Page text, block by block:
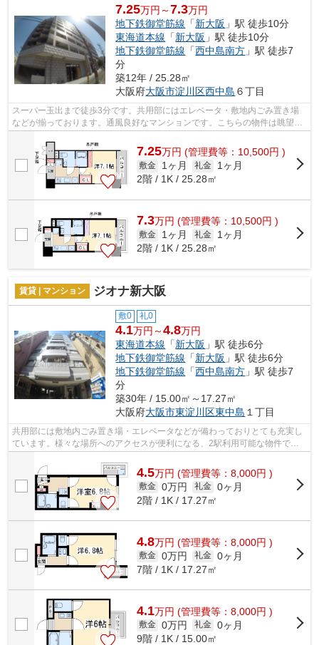
7.25万円～7.3万円
地下鉄御堂筋線 「新大阪 」駅 徒歩10分
東海道本線 「新大阪 」駅 徒歩10分
地下鉄御堂筋線 「西中島南方 」駅 徒歩7
分
築12年 / 25.28㎡
大阪府大阪市淀川区西中島 ６丁目
スーパー玉出まで徒歩3分です。共用部にはエレベータ・敷地内ごみ置き場
などが揃っております。通風良好なマンションです。こちらの物件は眺望良
好です。こちらの物件はマンションです...
7.25万円 (管理費等：10,500円 )
敷金 1ヶ月 礼金
1ヶ月
2階 / 1K / 25.28㎡
7.3万円 (管理費等：10,500円 )
敷金 1ヶ月 礼金
1ヶ月
2階 / 1K / 25.28㎡
賃貸 | マンション ジオナ新大阪
敷0 礼0
4.1万円～4.8万円
東海道本線 「新大阪 」駅 徒歩6分
地下鉄御堂筋線 「新大阪 」駅 徒歩6分
地下鉄御堂筋線 「西中島南方 」駅 徒歩7
分
築30年 / 15.00㎡～17.27㎡
大阪府大阪市東淀川区東中島 １丁目
共用部には敷地内ごみ置き場・エレベータなどが備わっておりとても充実し
ています。様々な場所へのアクセスが便利になる、2駅利用可能な物件で
4.5万円 (管理費等：8,000円 )
敷金 0万円 礼金 0ヶ月
2階 / 1K / 17.27㎡
4.8万円 (管理費等：8,000円 )
敷金 0万円 礼金 0ヶ月
7階 / 1K / 17.27㎡
4.1万円 (管理費等：8,000円 )
敷金 0万円 礼金 0ヶ月
9階 / 1K / 15.00㎡